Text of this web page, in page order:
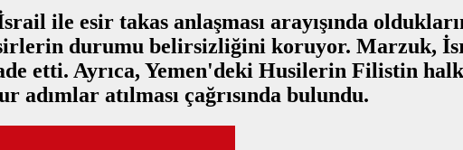
ile esir takas anlaşması arayışında
durumu belirsizliğini koruyor. Marzuk,
etti. Ayrıca, Yemen'deki Husilerin Filistin
adımlar atılması çağrısında bulundu.